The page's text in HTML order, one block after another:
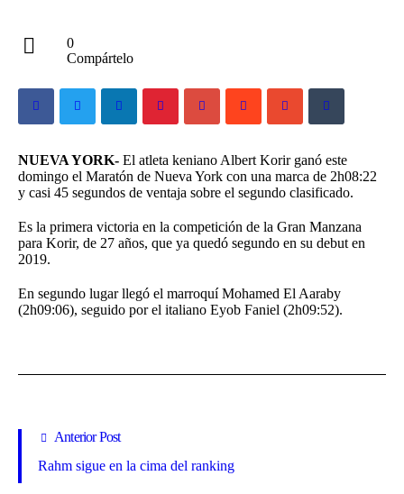
0
Compártelo
NUEVA YORK- El atleta keniano Albert Korir ganó este
domingo el Maratón de Nueva York con una marca de 2h08:22
y casi 45 segundos de ventaja sobre el segundo clasificado.
Es la primera victoria en la competición de la Gran Manzana
para Korir, de 27 años, que ya quedó segundo en su debut en
2019.
En segundo lugar llegó el marroquí Mohamed El Aaraby
(2h09:06), seguido por el italiano Eyob Faniel (2h09:52).
Anterior Post
Rahm sigue en la cima del ranking